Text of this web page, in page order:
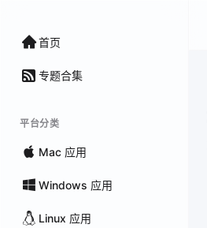
首页
专题合集
平台分类
Mac 应用
Windows 应用
Linux 应用